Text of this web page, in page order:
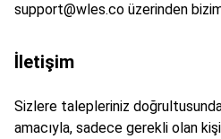
support@wles.co üzerinden
İletişim
Sizlere talepleriniz
amacıyla, sadece gerekli olan